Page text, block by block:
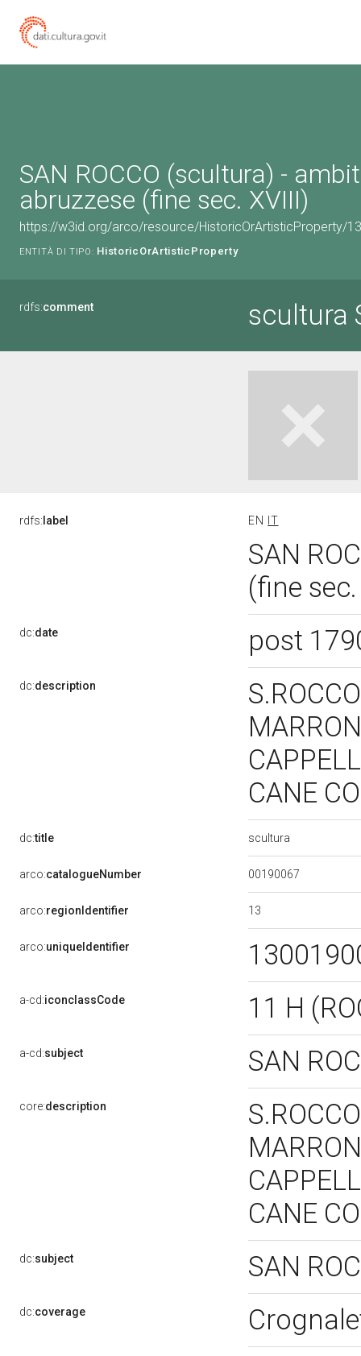
SAN ROCCO (scultura) -
abruzzese (fine sec. XVIII)
https://w3id.org/arco/resource/HistoricOrArtisticProperty/
ENTITÀ DI TIPO: HistoricOrArtisticProperty
rdfs:comment scultura
rdfs: label EN IT
SAN
(fine
dc:date post
dc:description
CANE
dc:title scultura
arco:catalogueNumber 00190067
arco:regionIdentifier 13
arco:uniqueIdentifier
a-cd:iconclassCode 11 H
a-cd:subject SAN
core:description
CANE
dc:subject SAN
dc:coverage